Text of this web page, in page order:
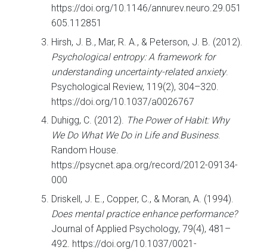
https://doi.org/10.1146/annurev.neuro.29.051
605.112851
Hirsh, J. B., Mar, R. A., & Peterson, J. B. (2012).
Psychological entropy: A framework for
understanding uncertainty-related anxiety.
Psychological Review, 119(2), 304–320.
https://doi.org/10.1037/a0026767
Duhigg, C. (2012). The Power of Habit: Why
We Do What We Do in Life and Business.
Random House.
https://psycnet.apa.org/record/2012-09134-
000
Driskell, J. E., Copper, C., & Moran, A. (1994).
Does mental practice enhance performance?
Journal of Applied Psychology, 79(4), 481–
492. https://doi.org/10.1037/0021-